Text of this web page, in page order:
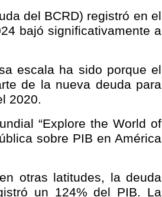
del BCRD) registró en el
bajó significativamente a
escala ha sido porque el
de la nueva deuda para
2020.
“Explore the World of
sobre PIB en América
otras latitudes, la deuda
un 124% del PIB. La